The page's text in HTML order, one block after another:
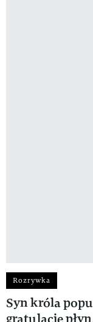
Rozrywka
Syn króla
gratulacje